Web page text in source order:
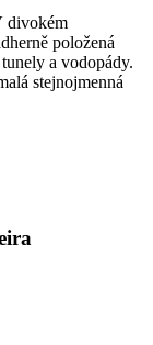
divokém
položená
a vodopády.
stejnojmenná